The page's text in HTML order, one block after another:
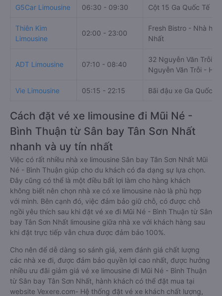
G5Car Limousine 06:30 - 09:30 Cột 15 Ga Quốc Tế
Thiên Kim
Limousine
02:00 - 23:00
Fresh Bistro - Nhà
Nhất
ADT Limousine 07:10 - 08:40
32 Nguyễn Văn Trỗi,
Nguyễn Văn Trỗi -
Vie Limousine 05:15 - 22:15 Bãi đậu xe Ga Quốc Tế
Cách đặt vé xe limousine đi Mũi Né -
Bình Thuận từ Sân bay Tân Sơn Nhất
nhanh và uy tín nhất
Việc có rất nhiều nhà xe limousine Sân bay Tân Sơn Nhất Mũi
Né - Bình Thuận giúp cho du khách có đa dạng sự lựa chọn.
Đây cũng có thể là một điều bất lợi làm cho hàng khách
không biết nên chọn nhà xe có xe limousine nào là phù hợp
với mình. Bên cạnh đó, việc đảm bảo giữ chỗ, có được chỗ
ngồi yêu thích sau khi đặt vé xe đi Mũi Né - Bình Thuận từ Sân
bay Tân Sơn Nhất limousine giữa nhà xe với khách hàng sau
khi đặt trực tiếp vẫn chưa được đảm bảo 100%.
Cho nên để dễ dàng so sánh giá, xem đánh giá chất lượng
các nhà xe đi, được đảm bảo quyền lợi cao nhất, được hưởng
nhiều ưu đãi giảm giá vé xe limousine đi Mũi Né - Bình Thuận
từ Sân bay Tân Sơn Nhất, hành khách có thể đặt mua tại
website Vexere.com- Hệ thống đặt vé xe khách chất lượng,